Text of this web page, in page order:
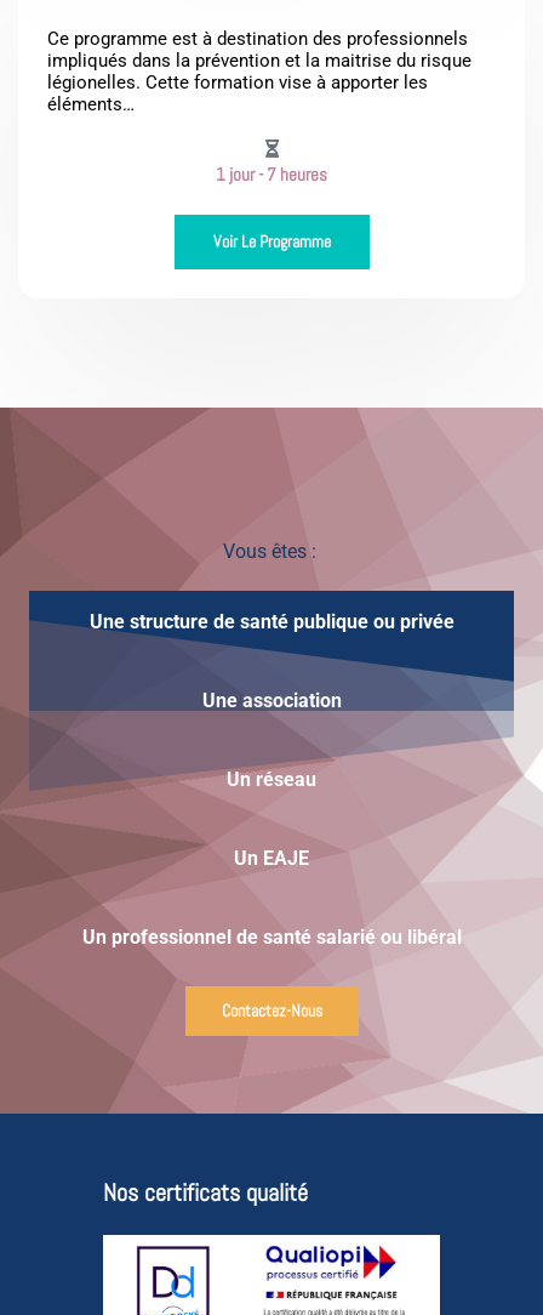
Ce programme est à destination des professionnels
impliqués dans la prévention et la maitrise du risque
légionelles. Cette formation vise à apporter les
éléments…
1 jour - 7 heures
Voir Le Programme
Vous êtes :
Une structure de santé publique ou privée
Une association
Un réseau
Un EAJE
Un professionnel de santé salarié ou libéral
Contactez-Nous
Nos certificats qualité